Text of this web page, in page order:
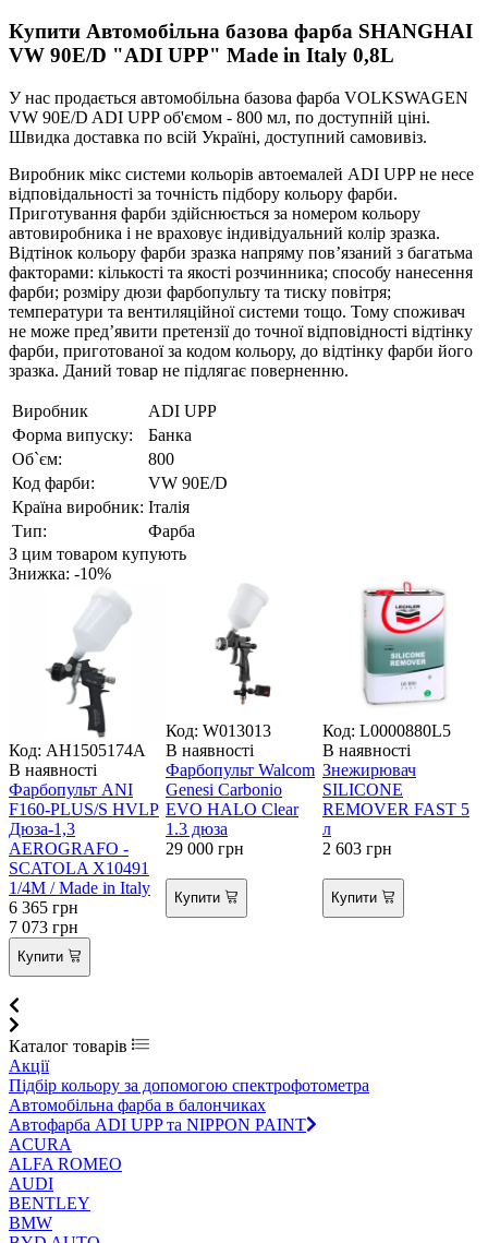
Купити Автомобільна базова фарба SHANGHAI
VW 90E/D "ADI UPP" Made in Italy 0,8L
У нас продається автомобільна базова фарба VOLKSWAGEN
VW 90E/D ADI UPP об'ємом - 800 мл, по доступній ціні.
Швидка доставка по всій Україні, доступний самовивіз.
Виробник мікс системи кольорів автоемалей ADI UPP не несе
відповідальності за точність підбору кольору фарби.
Приготування фарби здійснюється за номером кольору
автовиробника і не враховує індивідуальний колір зразка.
Відтінок кольору фарби зразка напряму пов’язаний з багатьма
факторами: кількості та якості розчинника; способу нанесення
фарби; розміру дюзи фарбопульту та тиску повітря;
температури та вентиляційної системи тощо. Тому споживач
не може пред’явити претензії до точної відповідності відтінку
фарби, приготованої за кодом кольору, до відтінку фарби його
зразка. Даний товар не підлягає поверненню.
Виробник
ADI UPP
Форма випуску:
Банка
Об`єм:
800
Код фарби:
VW 90E/D
Країна виробник: Італія
Тип:
Фарба
З цим товаром купують
Знижка: -10%
Код: AH1505174A
В наявності
Фарбопульт ANI
F160-PLUS/S HVLP
Дюза-1,3
AEROGRAFO -
SCATOLA X10491
1/4M / Made in Italy
6 365 грн
7 073 грн
Купити
Код: W013013
В наявності
Фарбопульт Walcom
Genesi Carbonio
EVO HALO Clear
1.3 дюза
29 000 грн
Купити
Код: L0000880L5
В наявності
Знежирювач
SILICONE
REMOVER FAST 5
л
2 603 грн
Купити
Каталог товарів
Акції
Підбір кольору за допомогою спектрофотометра
Автомобільна фарба в балончиках
Автофарба ADI UPP та NIPPON PAINT
ACURA
ALFA ROMEO
AUDI
BENTLEY
BMW